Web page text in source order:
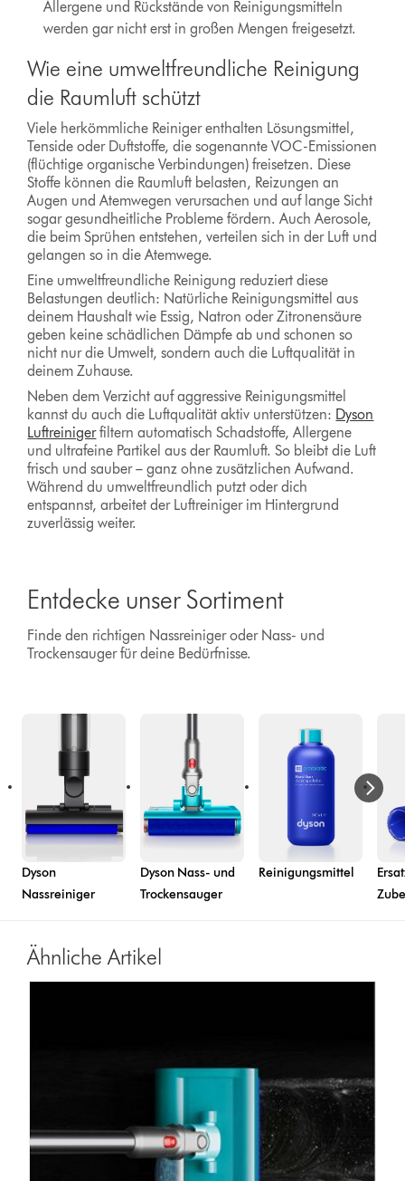
Allergene und Rückstände von Reinigungsmitteln
werden gar nicht erst in großen Mengen freigesetzt.
Wie eine umweltfreundliche Reinigung
die Raumluft schützt
Viele herkömmliche Reiniger enthalten Lösungsmittel,
Tenside oder Duftstoffe, die sogenannte VOC-Emissionen
(flüchtige organische Verbindungen) freisetzen. Diese
Stoffe können die Raumluft belasten, Reizungen an
Augen und Atemwegen verursachen und auf lange Sicht
sogar gesundheitliche Probleme fördern. Auch Aerosole,
die beim Sprühen entstehen, verteilen sich in der Luft und
gelangen so in die Atemwege.
Eine umweltfreundliche Reinigung reduziert diese
Belastungen deutlich: Natürliche Reinigungsmittel aus
deinem Haushalt wie Essig, Natron oder Zitronensäure
geben keine schädlichen Dämpfe ab und schonen so
nicht nur die Umwelt, sondern auch die Luftqualität in
deinem Zuhause.
Neben dem Verzicht auf aggressive Reinigungsmittel
kannst du auch die Luftqualität aktiv unterstützen: Dyson
Luftreinigerfiltern automatisch Schadstoffe, Allergene
und ultrafeine Partikel aus der Raumluft. So bleibt die Luft
frisch und sauber – ganz ohne zusätzlichen Aufwand.
Während du umweltfreundlich putzt oder dich
entspannst, arbeitet der Luftreiniger im Hintergrund
zuverlässig weiter.
Entdecke unser Sortiment
Finde den richtigen Nassreiniger oder Nass- und
Trockensauger für deine Bedürfnisse.
Dyson
Nassreiniger
Dyson Nass- und
Trockensauger
Reinigungsmittel
Ähnliche Artikel